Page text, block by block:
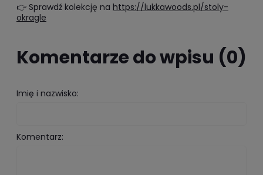
👉 Sprawdź kolekcję na https://lukkawoods.pl/stoly-
okragle
Komentarze do wpisu (0)
Imię i nazwisko:
Komentarz: